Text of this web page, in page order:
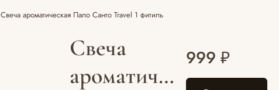
Свеча ароматическая Пало Санто Travel 1 фитиль
Свеча
ароматическая
999 ₽